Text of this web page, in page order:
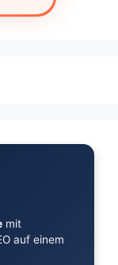
mit
auf einem